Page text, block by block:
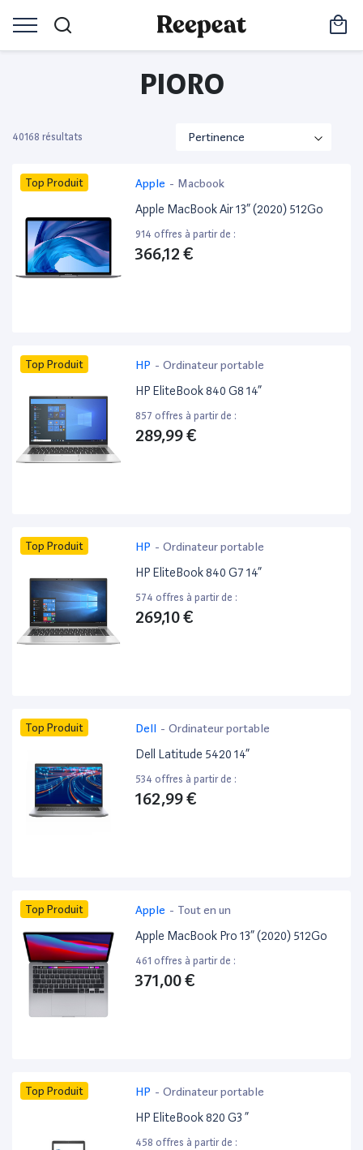
PIORO
40168 résultats
Top Produit Apple - Macbook
Apple MacBook Air 13” (2020) 512Go
914 offres à partir de :
366,12 €
Top Produit HP - Ordinateur portable
HP EliteBook 840 G8 14”
857 offres à partir de :
289,99 €
Top Produit HP - Ordinateur portable
HP EliteBook 840 G7 14”
574 offres à partir de :
269,10 €
Top Produit Dell - Ordinateur portable
Dell Latitude 5420 14”
534 offres à partir de :
162,99 €
Top Produit Apple - Tout en un
Apple MacBook Pro 13” (2020) 512Go
461 offres à partir de :
371,00 €
Top Produit HP - Ordinateur portable
HP EliteBook 820 G3 ”
458 offres à partir de :